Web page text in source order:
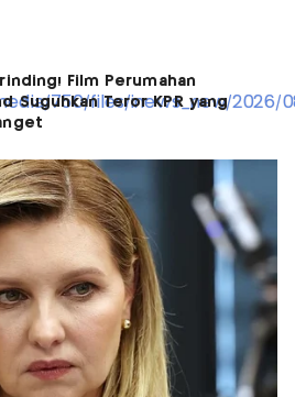
Film Perumahan
Suguhkan Teror KPR yang